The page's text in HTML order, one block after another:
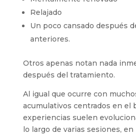
Relajado
Un poco cansado después
anteriores.
Otros apenas notan nada
después del tratamiento.
Al igual que ocurre con
acumulativos centrados en el
experiencias suelen
lo largo de varias sesiones,